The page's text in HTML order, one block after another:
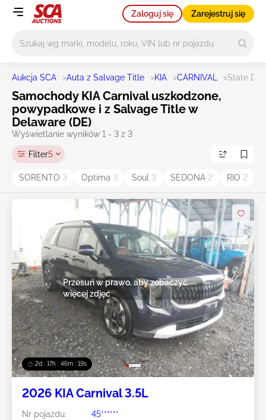
Zaloguj się Zarejestruj się
Aukcja SCA >Auta z Salvage Title >KIA >CARNIVAL >State DE
Samochody KIA Carnival uszkodzone,
powypadkowe i z Salvage Title w
Delaware (DE)
Wyświetlanie wyników 1 - 3 z 3
Filter5
SORENTO 3 Optima 3 Soul 3 SEDONA 2 RIO 2
2d : 17h : 46m : 19s
Przesuń w prawo, aby zobaczyć
więcej zdjęć
2026 KIA Carnival 3.5L
Nr pojazdu:
45******